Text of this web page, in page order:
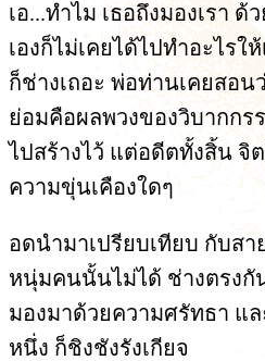
เอ...ทำไม เธอถึงมองเรา ด้
เองก็ไม่เคยได้ไปทำอะไรใ
ก็ช่างเถอะ พ่อท่านเคยสอน
ย่อมคือผลพวงของวิบากกร
ไปสร้างไว้ แต่อดีตทั้งสิ้น จิ
ความขุ่นเคืองใดๆ
อดนำมาเปรียบเทียบ กับส
หนุ่มคนนั้นไม่ได้ ช่างตรงกั
มองมาด้วยความศรัทธา แ
หนึ่ง ก็ชิงชังรังเกียจ